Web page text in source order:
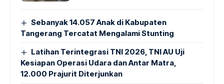
Sebanyak 14.057 Anak di Kabupaten
Tangerang Tercatat Mengalami Stunting
Latihan Terintegrasi TNI 2026, TNI AU Uji
Kesiapan Operasi Udara dan Antar Matra,
12.000 Prajurit Diterjunkan